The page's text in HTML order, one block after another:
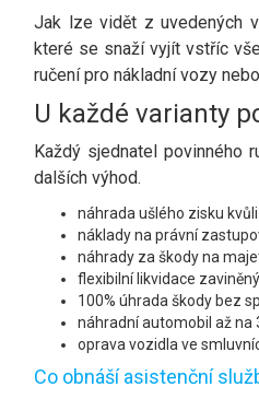
Jak lze vidět z uvedených
které se snaží vyjít vstříc
ručení pro nákladní vozy
U každé varianty
Každý sjednatel povinného
dalších výhod.
náhrada ušlého zisku
náklady na právní
náhrady za škody na
flexibilní likvidace
100% úhrada škody bez
náhradní automobil až na
oprava vozidla ve
Co obnáší asistenční